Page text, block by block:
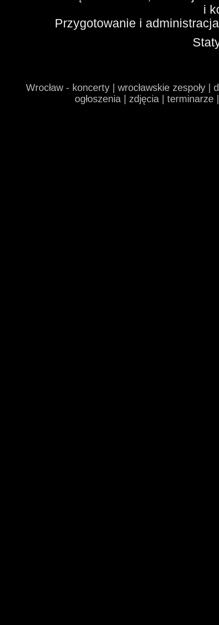
i
Przygotowanie i
Wrocław - koncerty | wrocławskie zespoły
ogłoszenia | zdjęcia |